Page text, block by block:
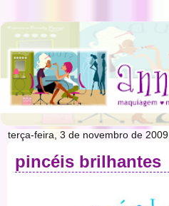
terça-feira, 3 de novembro de 2009
pincéis brilhantes